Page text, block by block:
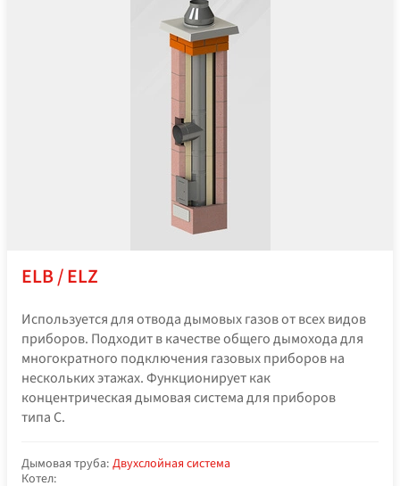
ELB / ELZ
Используется для отвода дымовых газов от всех видов
приборов. Подходит в качестве общего дымохода для
многократного подключения газовых приборов на
нескольких этажах. Функционирует как
концентрическая дымовая система для приборов
типа C.
Дымовая труба: Двухслойная система
Котел: